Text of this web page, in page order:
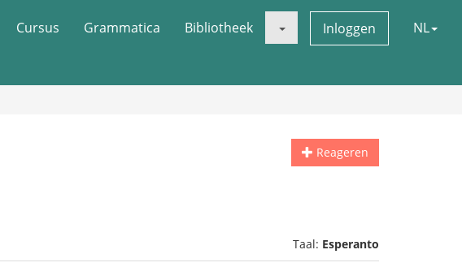
Cursus Grammatica Bibliotheek Inloggen NL
Reageren
Taal: Esperanto